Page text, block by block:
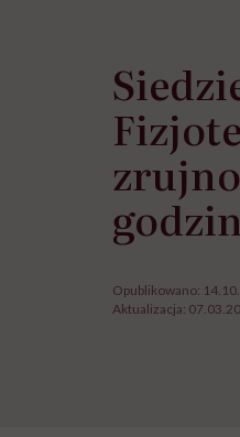
Opublikowano:
Aktualizacja: